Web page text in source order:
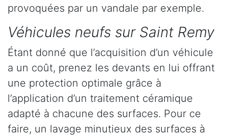
provoquées par un vandale par exemple.
Véhicules neufs sur Saint Remy
Étant donné que l’acquisition d’un véhicule
a un coût, prenez les devants en lui offrant
une protection optimale grâce à
l’application d’un traitement céramique
adapté à chacune des surfaces. Pour ce
faire, un lavage minutieux des surfaces à